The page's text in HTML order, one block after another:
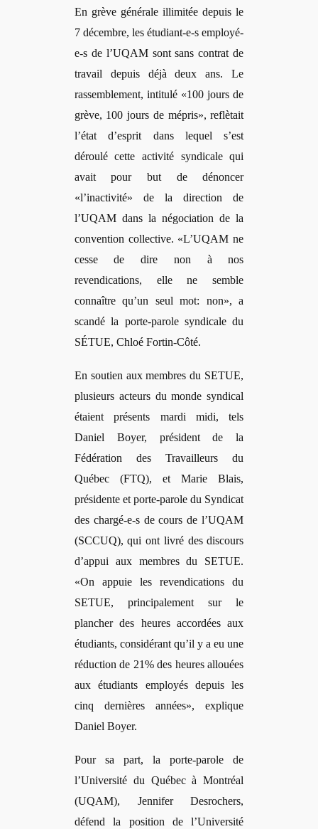
En grève générale illimitée depuis le
7 décembre, les étudiant-e-s employé-
e-s de l’UQAM sont sans contrat de
travail depuis déjà deux ans. Le
rassemblement, intitulé «100 jours de
grève, 100 jours de mépris», reflètait
l’état d’esprit dans lequel s’est
déroulé cette activité syndicale qui
avait pour but de dénoncer
«l’inactivité» de la direction de
l’UQAM dans la négociation de la
convention collective. «L’UQAM ne
cesse de dire non à nos
revendications, elle ne semble
connaître qu’un seul mot: non», a
scandé la porte-parole syndicale du
SÉTUE, Chloé Fortin-Côté.
En soutien aux membres du SETUE,
plusieurs acteurs du monde syndical
étaient présents mardi midi, tels
Daniel Boyer, président de la
Fédération des Travailleurs du
Québec (FTQ), et Marie Blais,
présidente et porte-parole du Syndicat
des chargé-e-s de cours de l’UQAM
(SCCUQ), qui ont livré des discours
d’appui aux membres du SETUE.
«On appuie les revendications du
SETUE, principalement sur le
plancher des heures accordées aux
étudiants, considérant qu’il y a eu une
réduction de 21% des heures allouées
aux étudiants employés depuis les
cinq dernières années», explique
Daniel Boyer.
Pour sa part, la porte-parole de
l’Université du Québec à Montréal
(UQAM), Jennifer Desrochers,
défend la position de l’Université